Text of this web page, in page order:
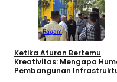
Ragam
Ketika Aturan Bertemu
Kreativitas: Mengapa
Pembangunan